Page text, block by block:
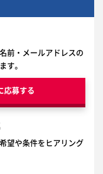
前・メールアドレスの
す。
応募する
望や条件をヒアリング